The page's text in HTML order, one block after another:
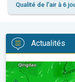
Qualité de l'air à 6
Actualités
Le Japon prépare